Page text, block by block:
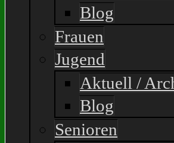
Blog
Frauen
Jugend
Aktuell /
Blog
Senioren